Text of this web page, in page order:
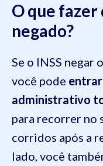
O que fazer
negado?
Se o INSS negar
você pode
administrativo
para recorrer no
corridos após a
lado, você